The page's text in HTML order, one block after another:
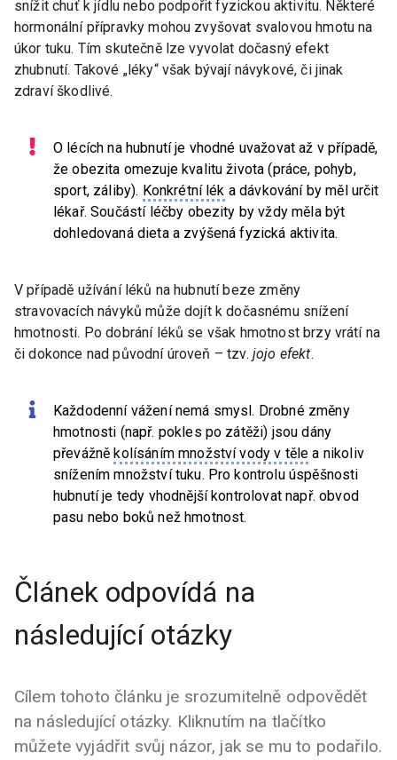
snížit chuť k jídlu nebo podpořit fyzickou aktivitu. Některé
hormonální přípravky mohou zvyšovat svalovou hmotu na
úkor tuku. Tím skutečně lze vyvolat dočasný efekt
zhubnutí. Takové „léky“ však bývají návykové, či jinak
zdraví škodlivé.
O lécích na hubnutí je vhodné uvažovat až v případě,
že obezita omezuje kvalitu života (práce, pohyb,
sport, záliby). Konkrétní lék a dávkování by měl určit
lékař. Součástí léčby obezity by vždy měla být
dohledovaná dieta a zvýšená fyzická aktivita.
V případě užívání léků na hubnutí beze změny
stravovacích návyků může dojít k dočasnému snížení
hmotnosti. Po dobrání léků se však hmotnost brzy vrátí na
či dokonce nad původní úroveň – tzv. jojo efekt.
Každodenní vážení nemá smysl. Drobné změny
hmotnosti (např. pokles po zátěži) jsou dány
převážně kolísáním množství vody v těle a nikoliv
snížením množství tuku. Pro kontrolu úspěšnosti
hubnutí je tedy vhodnější kontrolovat např. obvod
pasu nebo boků než hmotnost.
Článek odpovídá na
následující otázky
Cílem tohoto článku je srozumitelně odpovědět
na následující otázky. Kliknutím na tlačítko
můžete vyjádřit svůj názor, jak se mu to podařilo.